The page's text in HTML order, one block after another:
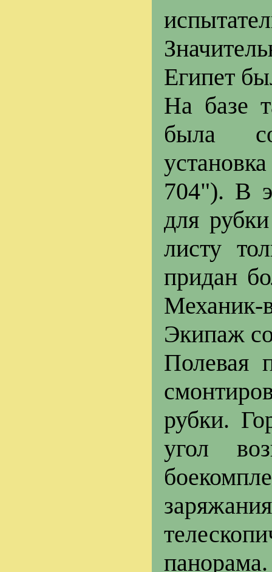
Египет
На базе
была
704"). В
для
листу
придан
Механик-
Экипаж
Полевая
рубки.
угол